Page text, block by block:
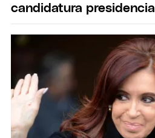
candidatura presidencial